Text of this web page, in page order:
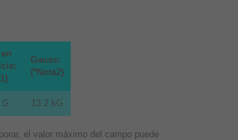
Gauss:
(*Nota2)
G
13.2 kG
el valor máximo del campo puede